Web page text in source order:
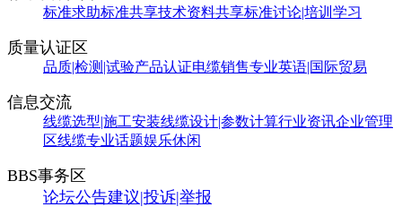
标准求助标准共享技术资料共享标准讨论|培训学习
质量认证区
品质|检测|试验产品认证电缆销售专业英语|国际贸易
信息交流
线缆选型|施工安装线缆设计|参数计算行业资讯企业管理
区线缆专业话题娱乐休闲
BBS事务区
论坛公告建议|投诉|举报